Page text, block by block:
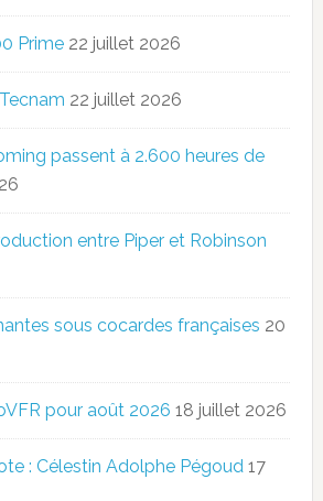
Prime 22 juillet 2026
22 juillet 2026
passent à 2.600 heures de
entre Piper et Robinson
sous cocardes françaises 20
pour août 2026 18 juillet 2026
: Célestin Adolphe Pégoud 17